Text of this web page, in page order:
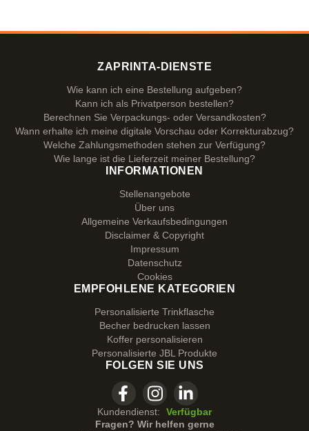
ZAPRINTA-DIENSTE
Wie kann ich eine Bestellung aufgeben?
Kann ich als Privatperson bestellen?
Berechnen Sie Verpackungs- oder Versandkosten?
Wann erhalte ich meine digitale Vorschau oder Korrekturabzug?
Welche Zahlungsmethoden stehen zur Verfügung?
Wie lange ist die Lieferzeit meiner Bestellung?
INFORMATIONEN
Stellenangebote
Über uns
Allgemeine Verkaufsbedingungen
Disclaimer & Copyright
Impressum
Datenschutz
Cookies
EMPFOHLENE KATEGORIEN
Personalisierte Trinkflasche
Becher bedrucken lassen
Koffer personalisieren
Personalisierte JBL Produkte
FOLGEN SIE UNS
Kundendienst:
Verfügbar
Fragen? Wir helfen gerne